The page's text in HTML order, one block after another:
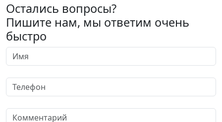
Остались вопросы?
Пишите нам, мы ответим очень
быстро